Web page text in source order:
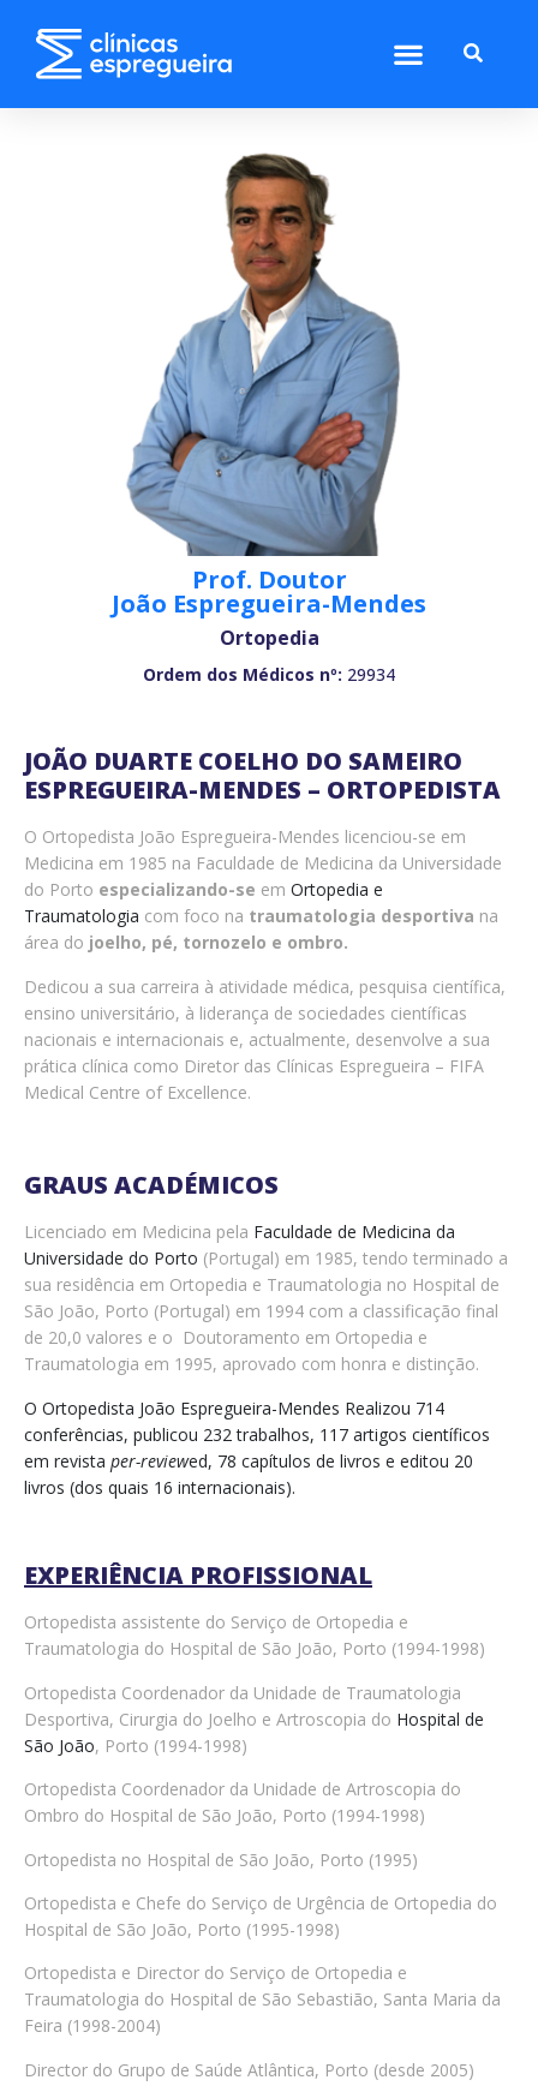
Prof. Doutor
João Espregueira-Mendes
Ortopedia
Ordem dos Médicos nº: 29934
JOÃO DUARTE COELHO DO SAMEIRO
ESPREGUEIRA-MENDES – ORTOPEDISTA
O Ortopedista João Espregueira-Mendes licenciou-se em
Medicina em 1985 na Faculdade de Medicina da Universidade
do Porto especializando-se em Ortopedia e
Traumatologia com foco na traumatologia desportiva na
área do joelho, pé, tornozelo e ombro.
Dedicou a sua carreira à atividade médica, pesquisa científica,
ensino universitário, à liderança de sociedades científicas
nacionais e internacionais e, actualmente, desenvolve a sua
prática clínica como Diretor das Clínicas Espregueira – FIFA
Medical Centre of Excellence.
GRAUS ACADÉMICOS
Licenciado em Medicina pela Faculdade de Medicina da
Universidade do Porto (Portugal) em 1985, tendo terminado a
sua residência em Ortopedia e Traumatologia no Hospital de
São João, Porto (Portugal) em 1994 com a classificação final
de 20,0 valores e o Doutoramento em Ortopedia e
Traumatologia em 1995, aprovado com honra e distinção.
O Ortopedista João Espregueira-Mendes Realizou 714
conferências, publicou 232 trabalhos, 117 artigos científicos
em revista per-reviewed, 78 capítulos de livros e editou 20
livros (dos quais 16 internacionais).
EXPERIÊNCIA PROFISSIONAL
Ortopedista assistente do Serviço de Ortopedia e
Traumatologia do Hospital de São João, Porto (1994-1998)
Ortopedista Coordenador da Unidade de Traumatologia
Desportiva, Cirurgia do Joelho e Artroscopia do Hospital de
São João, Porto (1994-1998)
Ortopedista Coordenador da Unidade de Artroscopia do
Ombro do Hospital de São João, Porto (1994-1998)
Ortopedista no Hospital de São João, Porto (1995)
Ortopedista e Chefe do Serviço de Urgência de Ortopedia do
Hospital de São João, Porto (1995-1998)
Ortopedista e Director do Serviço de Ortopedia e
Traumatologia do Hospital de São Sebastião, Santa Maria da
Feira (1998-2004)
Director do Grupo de Saúde Atlântica, Porto (desde 2005)